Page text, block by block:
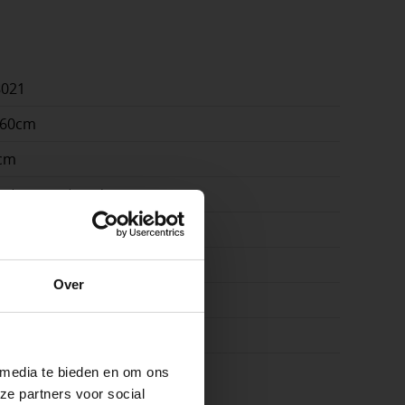
Over
te bieden en om ons
partners voor social
| terras | pad
en beton